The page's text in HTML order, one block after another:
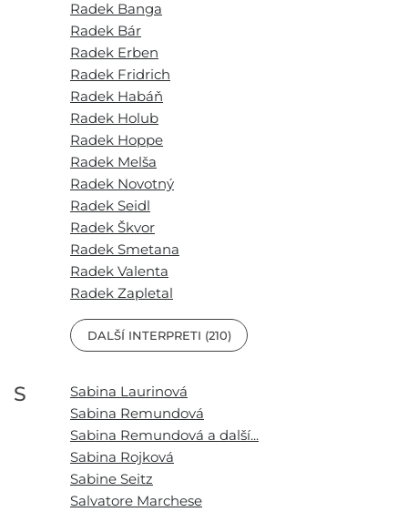
Radek Banga
Radek Bár
Radek Erben
Radek Fridrich
Radek Habáň
Radek Holub
Radek Hoppe
Radek Melša
Radek Novotný
Radek Seidl
Radek Škvor
Radek Smetana
Radek Valenta
Radek Zapletal
DALŠÍ INTERPRETI (210)
S
Sabina Laurinová
Sabina Remundová
Sabina Remundová a další...
Sabina Rojková
Sabine Seitz
Salvatore Marchese